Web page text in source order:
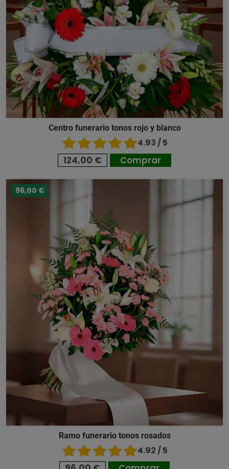
Centro funerario tonos rojo y blanco
4.93 / 5
124,00 € Comprar
96,00 €
Ramo funerario tonos rosados
4.92 / 5